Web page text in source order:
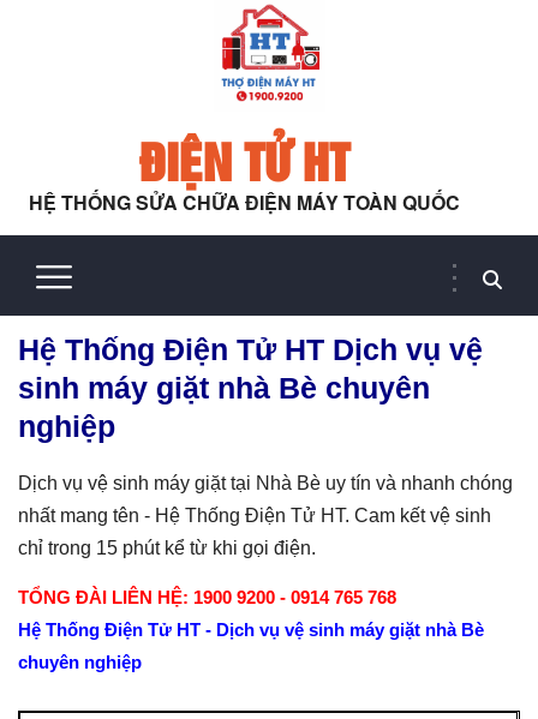
ĐIỆN TỬ HT
HỆ THỐNG SỬA CHỮA ĐIỆN MÁY TOÀN QUỐC
Hệ Thống Điện Tử HT Dịch vụ vệ
sinh máy giặt nhà Bè chuyên
nghiệp
Dịch vụ vệ sinh máy giặt tại Nhà Bè uy tín và nhanh chóng
nhất mang tên - Hệ Thống Điện Tử HT. Cam kết vệ sinh
chỉ trong 15 phút kể từ khi gọi điện.
TỔNG ĐÀI LIÊN HỆ: 1900 9200 - 0914 765 768
Hệ Thống Điện Tử HT - Dịch vụ vệ sinh máy giặt nhà Bè
chuyên nghiệp